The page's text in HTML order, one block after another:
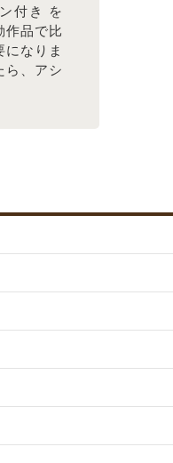
付き を
作品で比
になりま
ら、アシ